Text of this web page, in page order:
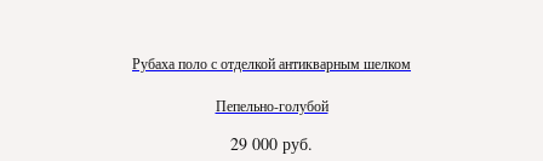
Рубаха поло с отделкой антикварным шелком
Пепельно-голубой
29 000 руб.